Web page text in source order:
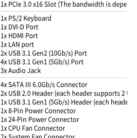
1x PCIe 3.0 x16 Slot (The bandwidth is
1x PS/2 Keyboard
1x DVI-D Port
1x HDMI Port
1x LAN port
2x USB 3.1 Gen2 (10Gb/s) Port
4x USB 3.1 Gen1 (5Gb/s) Port
3x Audio Jack
4x SATA III 6.0Gb/s Connector
2x USB 2.0 Header (each header supports 2
1x USB 3.1 Gen1 (5Gb/s) Header (each header
1x 8-Pin Power Connector
1x 24-Pin Power Connector
1x CPU Fan Connector